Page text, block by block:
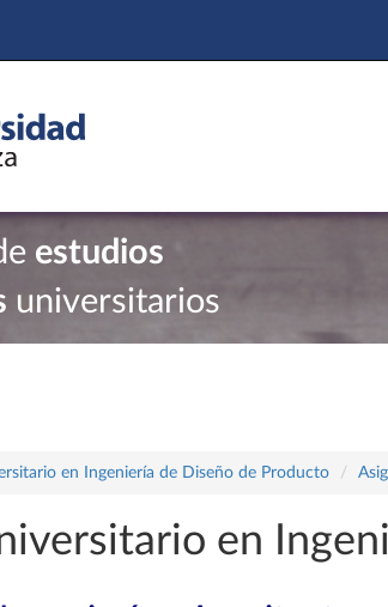
estudios
universitarios
en Ingeniería de Diseño de Producto
en